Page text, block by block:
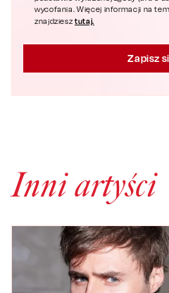
wycofania. Więcej informacji na
znajdziesztutaj.
Zapisz
Inni artyści